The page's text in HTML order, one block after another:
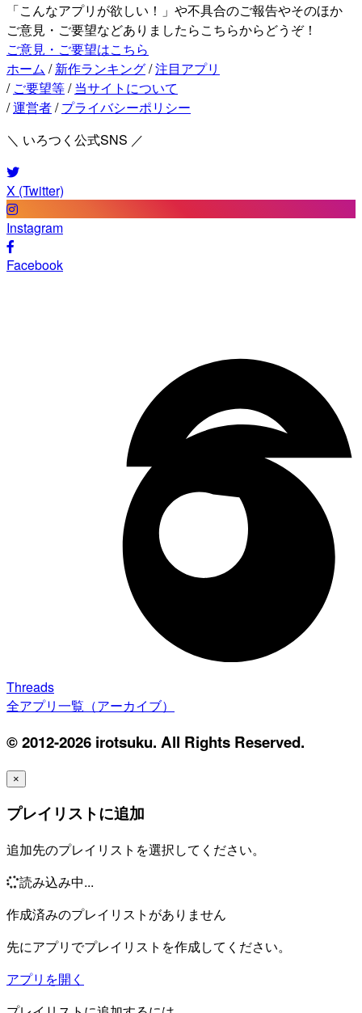
「こんなアプリが欲しい！」や不具合のご報告やそのほか
ご意見・ご要望などありましたらこちらからどうぞ！
ご意見・ご要望はこちら
ホーム / 新作ランキング/注目アプリ
/ ご要望等/ 当サイトについて
/運営者/ プライバシーポリシー
＼ いろつく公式SNS ／
X (Twitter)
Instagram
Facebook
Threads
全アプリ一覧（アーカイブ）
© 2012-2026 irotsuku. All Rights Reserved.
×
プレイリストに追加
追加先のプレイリストを選択してください。
読み込み中...
作成済みのプレイリストがありません
先にアプリでプレイリストを作成してください。
アプリを開く